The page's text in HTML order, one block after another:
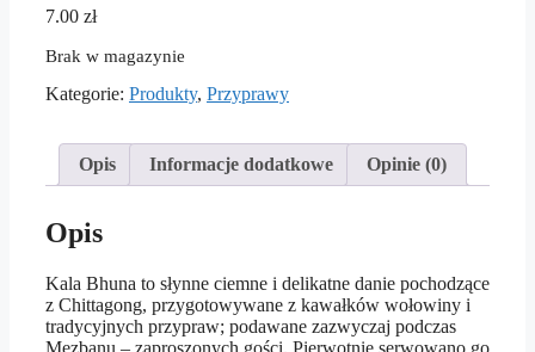
7.00 zł
Brak w magazynie
Kategorie: Produkty, Przyprawy
Opis Informacje dodatkowe Opinie (0)
Opis
Kala Bhuna to słynne ciemne i delikatne danie pochodzące
z Chittagong, przygotowywane z kawałków wołowiny i
tradycyjnych przypraw; podawane zazwyczaj podczas